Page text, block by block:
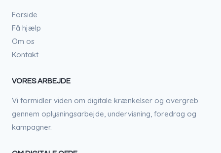
Forside
Få hjælp
Om os
Kontakt
VORES ARBEJDE
Vi formidler viden om digitale krænkelser og overgreb
gennem oplysningsarbejde, undervisning, foredrag og
kampagner.